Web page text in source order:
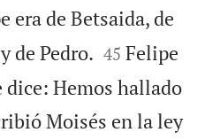
era de Betsaida, de
de Pedro. 

45 Felipe
Hemos hallado
Moisés en la ley